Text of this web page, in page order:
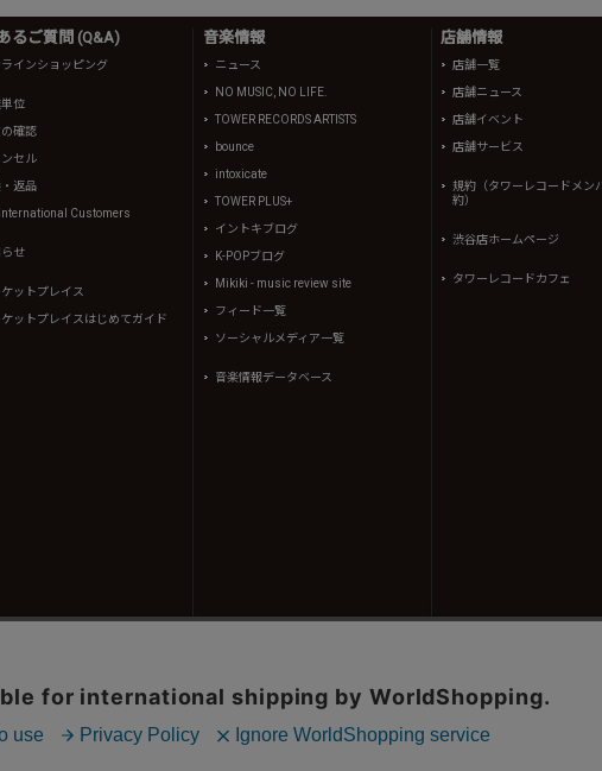
るご質問 (Q&A)
ラインショッピング
位
確認
セル
返品
Customers
せ
ットプレイス
ケットプレイスはじめてガイド
音楽情報
ニュース
NO MUSIC, NO LIFE.
TOWER RECORDS ARTISTS
bounce
intoxicate
TOWER PLUS+
イントキブログ
K-POPブログ
Mikiki - music review site
フィード一覧
ソーシャルメディア一覧
音楽情報データベース
店舗情報
店舗一覧
店舗ニュース
店舗イベント
店舗サービス
規約（タワーレコードメン
約）
渋谷店ホームページ
タワーレコードカフェ
のコンテンツ(記事、画像、音声データ等)はタワーレコード株式会社の承諾なしに無断転載することはできません
株)シーディージャーナルより提供されています。
可 第302191605310号